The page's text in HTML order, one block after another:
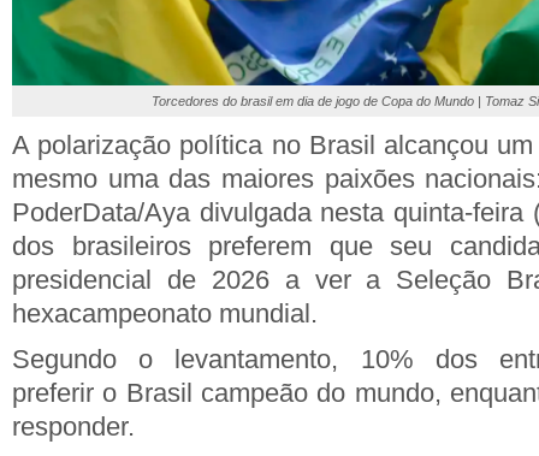
Torcedores do brasil em dia de jogo de Copa do Mundo | Tomaz
A polarização política no Brasil alcançou
mesmo uma das maiores paixões
PoderData/Aya divulgada nesta quinta-feira
dos brasileiros preferem que seu
presidencial de 2026 a ver a Seleção
hexacampeonato mundial.
Segundo o levantamento, 10% dos
preferir o Brasil campeão do mundo,
responder.